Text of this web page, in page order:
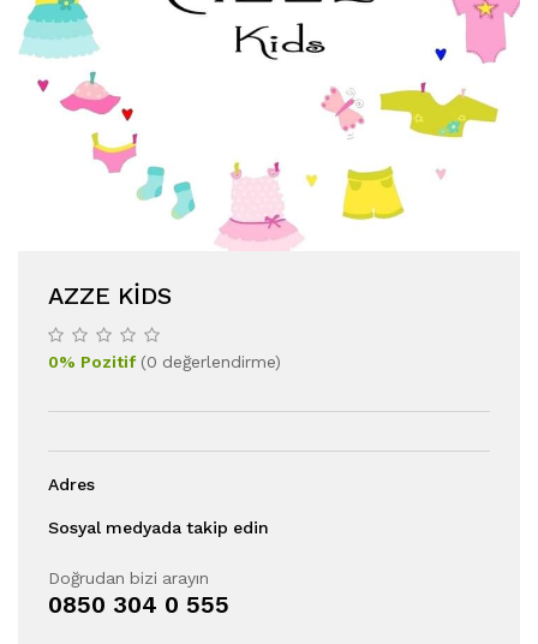
AZZE KIDS
0% Pozitif(0 değerlendirme)
Adres
Sosyal medyada takip edin
Doğrudan bizi arayın
0850 304 0 555